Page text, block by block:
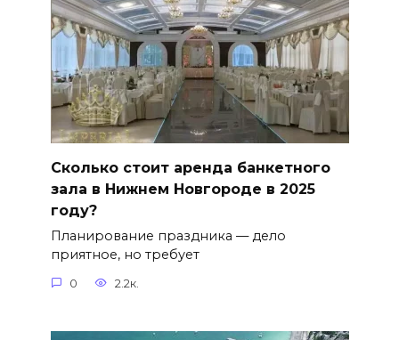
Сколько стоит аренда банкетного
зала в Нижнем Новгороде в 2025
году?
Планирование праздника — дело
приятное, но требует
0 2.2к.